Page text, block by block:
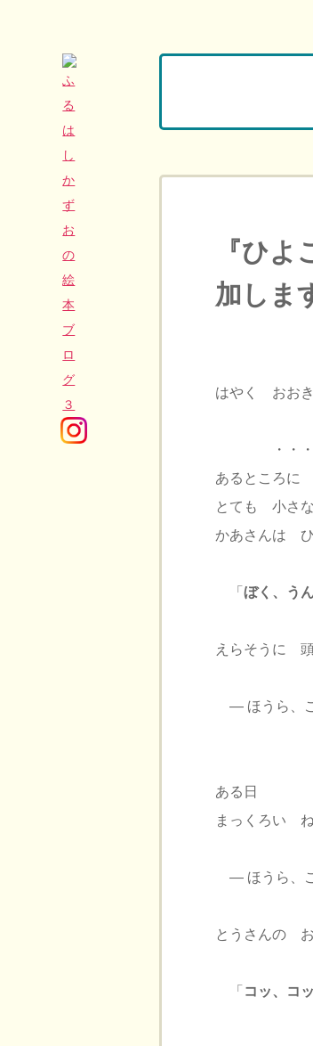
『ひ
加しま
はやく おお
・・・
あるところに
とても 小さ
かあさんは
「ぼく、う
えらそうに
― ほうら、こ
ある日
まっくろい ね
― ほうら、
とうさんの
「 コッ、コ